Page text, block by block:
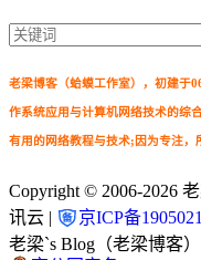
老梁博客（蛤蟆工作室），初建于
作系统应用与计算机网络技术的综
有用的网络教程与技术;因为专注，
Copyright © 2006-2026
讯云 |
京ICP备
老梁`s Blog（老梁博客